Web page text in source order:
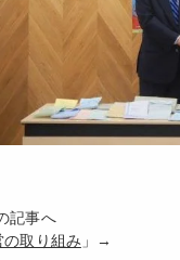
記事へ
の取り組み 」→